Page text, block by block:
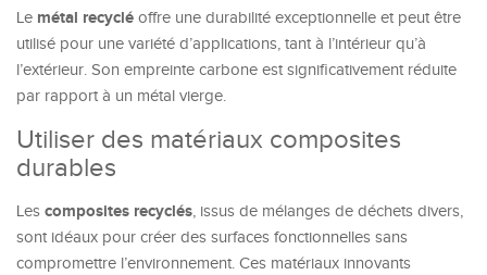
Le métal recyclé offre une durabilité exceptionnelle et peut être
utilisé pour une variété d’applications, tant à l’intérieur qu’à
l’extérieur. Son empreinte carbone est significativement réduite
par rapport à un métal vierge.
Utiliser des matériaux composites
durables
Les composites recyclés, issus de mélanges de déchets divers,
sont idéaux pour créer des surfaces fonctionnelles sans
compromettre l’environnement. Ces matériaux innovants